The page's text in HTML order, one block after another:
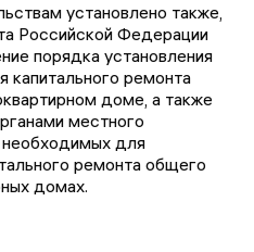
установлено также,
Российской Федерации
порядка установления
капитального ремонта
доме, а также
местного
необходимых для
ремонта общего
домах.